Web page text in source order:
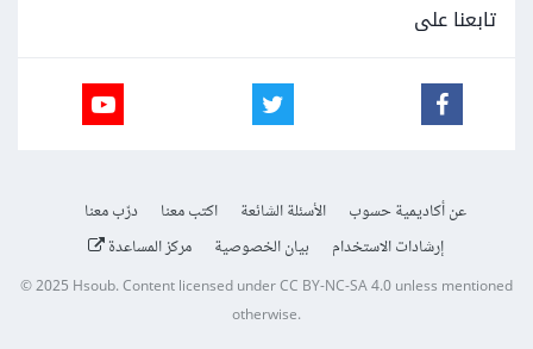
تابعنا على
عن أكاديمية حسوب الأسئلة الشائعة اكتب معنا
درّب معنا
إرشادات الاستخدام
بيان الخصوصية مركز المساعدة
© 2025Hsoub.Content licensed underCC BY-NC-SA 4.0unless mentioned
otherwise.